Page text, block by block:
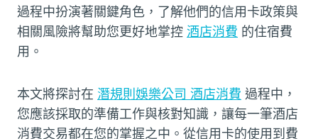
過程中扮演著關鍵角色，了解他們的信用卡政策與
相關風險將幫助您更好地掌控 酒店消費 的住宿費
用。
本文將探討在 潛規則娛樂公司 酒店消費 過程中，
您應該採取的準備工作與核對知識，讓每一筆酒店
消費交易都在您的掌握之中。從信用卡的使用到費